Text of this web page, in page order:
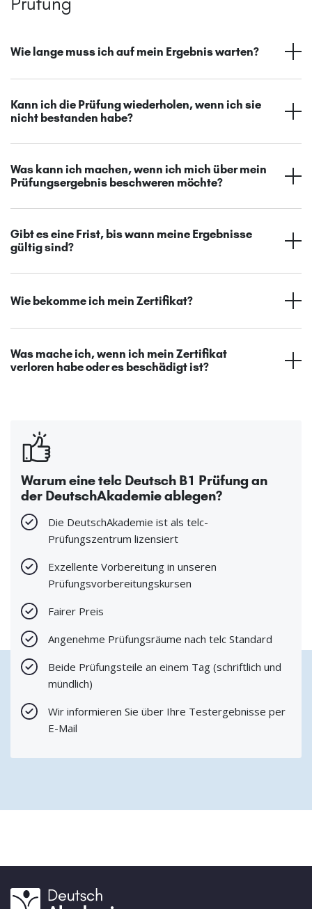
Wie lange muss ich auf mein Ergebnis warten?
Kann ich die Prüfung wiederholen, wenn ich sie
nicht bestanden habe?
Was kann ich machen, wenn ich mich über mein
Prüfungsergebnis beschweren möchte?
Gibt es eine Frist, bis wann meine Ergebnisse
gültig sind?
Wie bekomme ich mein Zertifikat?
Was mache ich, wenn ich mein Zertifikat
verloren habe oder es beschädigt ist?
Warum eine telc Deutsch B1 Prüfung an
der DeutschAkademie ablegen?
Die DeutschAkademie ist als telc-
Prüfungszentrum lizensiert
Exzellente Vorbereitung in unseren
Prüfungsvorbereitungskursen
Fairer Preis
Angenehme Prüfungsräume nach telc Standard
Beide Prüfungsteile an einem Tag (schriftlich und
mündlich)
Wir informieren Sie über Ihre Testergebnisse per
E-Mail